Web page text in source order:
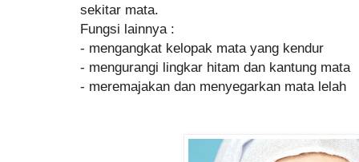
sekitar mata.
Fungsi lainnya :
- mengangkat kelopak mata yang kendur
- mengurangi lingkar hitam dan kantung mata
- meremajakan dan menyegarkan mata lelah